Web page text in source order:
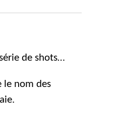
de shots…
le nom des